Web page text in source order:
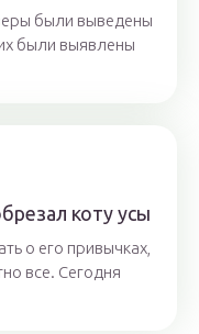
были выведены
были выявлены
коту усы
о его привычках,
все. Сегодня